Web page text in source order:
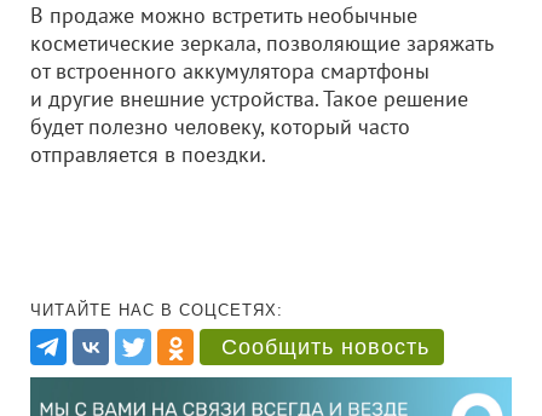
В продаже можно встретить необычные
косметические зеркала, позволяющие заряжать
от встроенного аккумулятора смартфоны
и другие внешние устройства. Такое решение
будет полезно человеку, который часто
отправляется в поездки.
ЧИТАЙТЕ НАС В СОЦСЕТЯХ:
Сообщить новость